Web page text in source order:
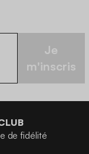
Je
m'inscris
de fidélité